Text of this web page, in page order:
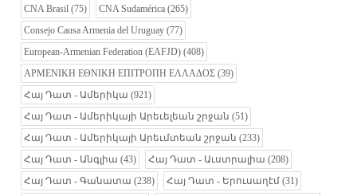
CNA Brasil (75) CNA Sudamérica (265)
Consejo Causa Armenia del Uruguay (77)
European-Armenian Federation (EAFJD) (408)
ΑΡΜΕΝΙΚΗ ΕΘΝΙΚΗ ΕΠΙΤΡΟΠΗ ΕΛΛΑΔΟΣ (39)
Հայ Դատ - Ամերիկա (921)
Հայ Դատ - Ամերիկայի Արեւելեան շրջան (51)
Հայ Դատ - Ամերիկայի Արեւմտեան շրջան (233)
Հայ Դատ - Անգլիա (43) Հայ Դատ - Աւստրալիա (208)
Հայ Դատ - Գանատա (238) Հայ Դատ - Երուսաղէմ (31)